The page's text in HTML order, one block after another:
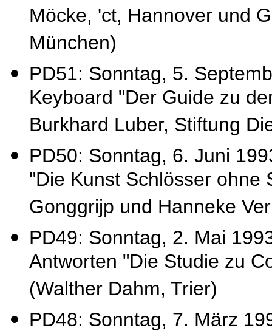
Möcke, 'ct, Hannover und
München)
PD51: Sonntag, 5.
Keyboard "Der Guide zu
Burkhard Luber, Stiftung
PD50: Sonntag, 6. Juni
"Die Kunst Schlösser ohne
Gonggrijp und Hanneke
PD49: Sonntag, 2. Mai
Antworten "Die Studie zu
(Walther Dahm, Trier)
PD48: Sonntag, 7. März